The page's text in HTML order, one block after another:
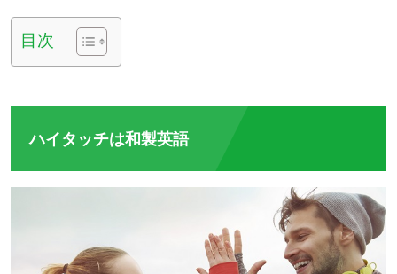
目次
ハイタッチは和製英語